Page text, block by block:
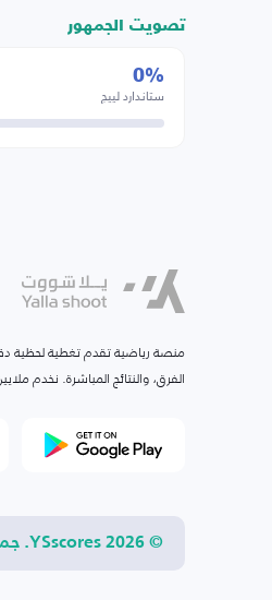
تصويت الجمهور
0%
ستاندارد لييج
منصة رياضية تقدم تغطية لحظية
الفرق، والنتائج المباشرة. نخدم
© 2026 YSscores. جميع الحقوق محفوظة.